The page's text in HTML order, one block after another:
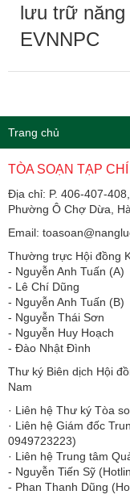
lưu trữ
EVNNPC
Trang chủ
TÒA SOẠN TẠP
Địa chỉ: P. 406-407-
Phường Ô Chợ Dừa,
Email:
Thường trực Hội đồng
​​​​​​- Nguyễn Anh Tuấn (A)
- Lê Chí Dũng
- Nguyễn Anh Tuấn (B)
- Nguyễn Thái Sơn
- Nguyễn Huy Hoạch
- Đào Nhật Đình
Thư ký Biên dịch Hội
Nam
· Liên hệ Thư ký Tòa
· Liên hệ Giám đốc
0949723223)
· Liên hệ Trung tâm
- Nguyễn Tiến Sỹ
- Phan Thanh Dũng